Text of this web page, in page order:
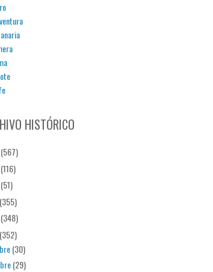
HISTÓRICO
(567)
(116)
(51)
(355)
(348)
(352)
(30)
(29)